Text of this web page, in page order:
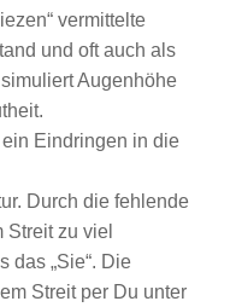
vermittelte
und oft auch als
Augenhöhe
Eindringen in die
Durch die fehlende
Streit zu viel
das „Sie“. Die
Streit per Du unter